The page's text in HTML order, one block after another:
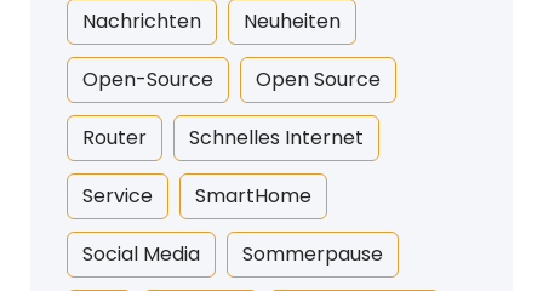
Nachrichten Neuheiten
Open-Source Open Source
Router Schnelles Internet
Service SmartHome
Social Media Sommerpause